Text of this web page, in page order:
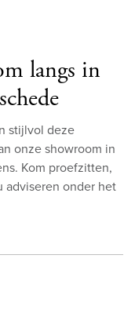
langs in
stijlvol deze
onze showroom in
Kom proefzitten,
adviseren onder het